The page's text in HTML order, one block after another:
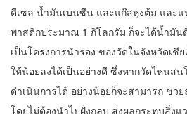
ดีเซล น้ำมันเบนซีน และแก๊สหุงต้ม และแ
พาสติกประมาณ 1 กิโลกรัม ก็จะได้น้ำมั
เป็นโครงการนำร่อง ของวัดในจังหวัดเ
ให้น้อยลงได้เป็นอย่างดี ซึ่งหากวัดไหนสน
ดำเนินการได้ อย่างน้อยก็จะสามารถ ช่ว
โดยไม่ต้องนำไปฝั่งกลบ ส่งผลกระทบสิ่งแ